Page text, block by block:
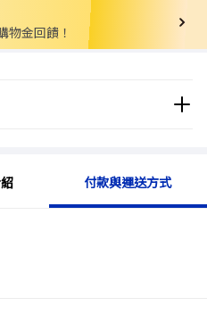
物金回饋！
付款與運送方式